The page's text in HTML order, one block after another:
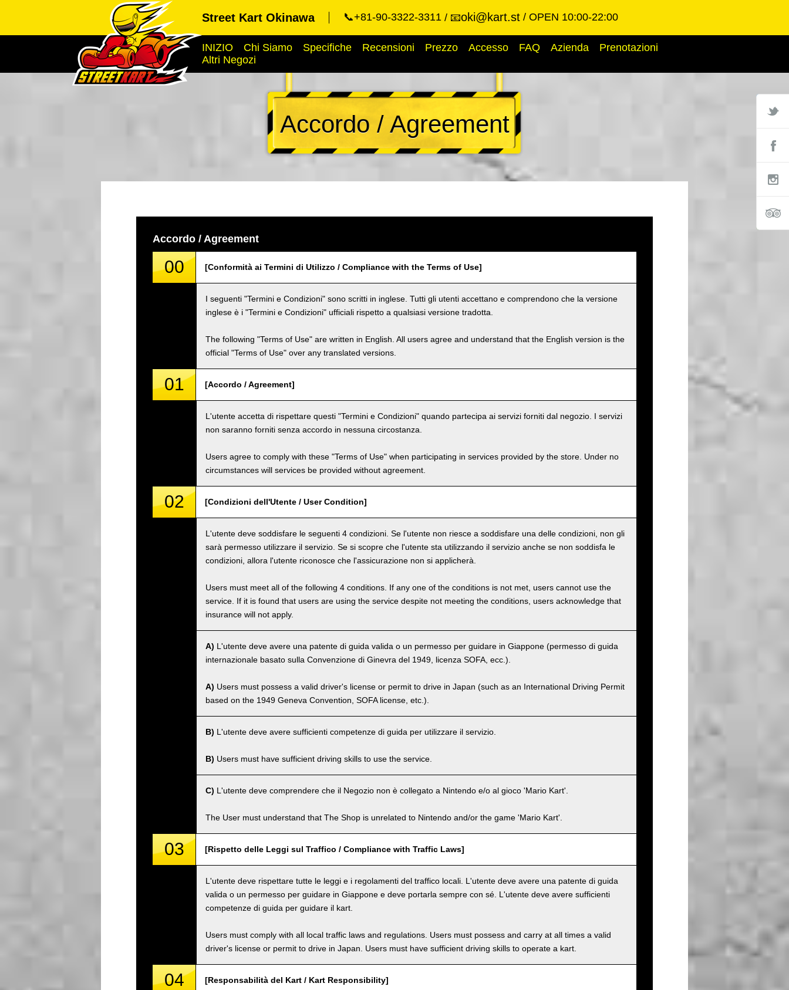
Street Kart Okinawa 📞+81-90-3322-3311 📧oki@kart.st OPEN 10:00-22:00
INIZIO Chi Siamo Specifiche Recensioni Prezzo Accesso FAQ Azienda
Prenotazioni
Altri Negozi
Accordo / Agreement
Accordo / Agreement
00 [Conformità ai Termini di Utilizzo / Compliance with the Terms of Use]
I seguenti "Termini e Condizioni" sono scritti in inglese. Tutti gli utenti accettano e comprendono che la versione
inglese è i "Termini e Condizioni" ufficiali rispetto a qualsiasi versione tradotta.
The following "Terms of Use" are written in English. All users agree and understand that the English version is the
official "Terms of Use" over any translated versions.
01 [Accordo / Agreement]
L'utente accetta di rispettare questi "Termini e Condizioni" quando partecipa ai servizi forniti dal negozio. I servizi
non saranno forniti senza accordo in nessuna circostanza.
Users agree to comply with these "Terms of Use" when participating in services provided by the store. Under no
circumstances will services be provided without agreement.
02 [Condizioni dell'Utente / User Condition]
L'utente deve soddisfare le seguenti 4 condizioni. Se l'utente non riesce a soddisfare una delle condizioni, non gli
sarà permesso utilizzare il servizio. Se si scopre che l'utente sta utilizzando il servizio anche se non soddisfa le
condizioni, allora l'utente riconosce che l'assicurazione non si applicherà.
Users must meet all of the following 4 conditions. If any one of the conditions is not met, users cannot use the
service. If it is found that users are using the service despite not meeting the conditions, users acknowledge that
insurance will not apply.
A) L'utente deve avere una patente di guida valida o un permesso per guidare in Giappone (permesso di guida
internazionale basato sulla Convenzione di Ginevra del 1949, licenza SOFA, ecc.).
A) Users must possess a valid driver's license or permit to drive in Japan (such as an International Driving Permit
based on the 1949 Geneva Convention, SOFA license, etc.).
B) L'utente deve avere sufficienti competenze di guida per utilizzare il servizio.
B) Users must have sufficient driving skills to use the service.
C) L'utente deve comprendere che il Negozio non è collegato a Nintendo e/o al gioco 'Mario Kart'.
The User must understand that The Shop is unrelated to Nintendo and/or the game 'Mario Kart'.
03 [Rispetto delle Leggi sul Traffico / Compliance with Traffic Laws]
L'utente deve rispettare tutte le leggi e i regolamenti del traffico locali. L'utente deve avere una patente di guida
valida o un permesso per guidare in Giappone e deve portarla sempre con sé. L'utente deve avere sufficienti
competenze di guida per guidare il kart.
Users must comply with all local traffic laws and regulations. Users must possess and carry at all times a valid
driver's license or permit to drive in Japan. Users must have sufficient driving skills to operate a kart.
04 [Responsabilità del Kart / Kart Responsibility]